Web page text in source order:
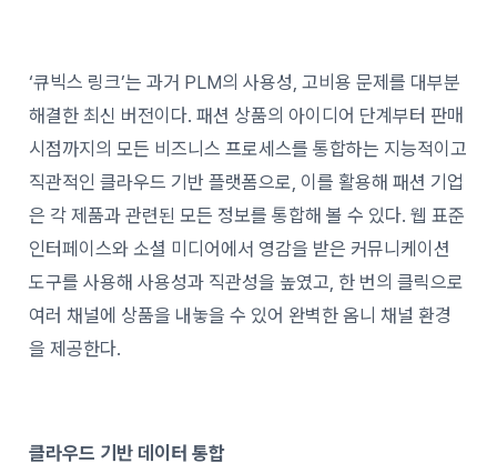
‘큐빅스 링크’는 과거 PLM의 사용성, 고비용 문제를 대부분
해결한 최신 버전이다. 패션 상품의 아이디어 단계부터 판매
시점까지의 모든 비즈니스 프로세스를 통합하는 지능적이고
직관적인 클라우드 기반 플랫폼으로, 이를 활용해 패션 기업
은 각 제품과 관련된 모든 정보를 통합해 볼 수 있다. 웹 표준
인터페이스와 소셜 미디어에서 영감을 받은 커뮤니케이션
도구를 사용해 사용성과 직관성을 높였고, 한 번의 클릭으로
여러 채널에 상품을 내놓을 수 있어 완벽한 옴니 채널 환경
을 제공한다.
클라우드 기반 데이터 통합